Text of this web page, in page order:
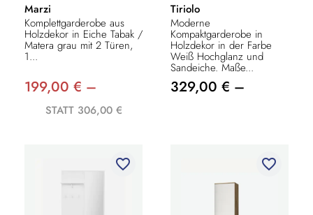
Marzi
Komplettgarderobe aus
Holzdekor in Eiche Tabak /
Matera grau mit 2 Türen,
1...
199,00 € –
STATT 306,00 €
Tiriolo
Moderne
Kompaktgarderobe in
Holzdekor in der Farbe
Weiß Hochglanz und
Sandeiche. Maße...
329,00 € –
favorite_border favorite_border